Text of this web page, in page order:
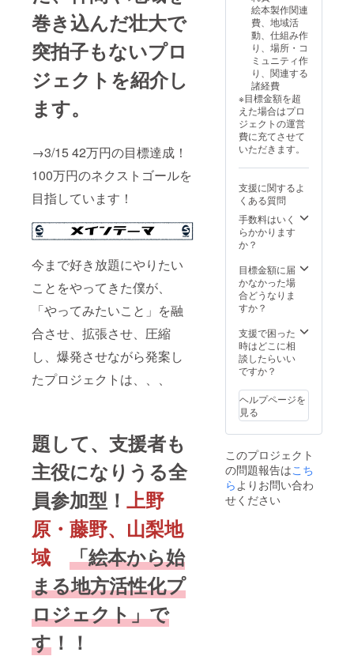
巻き込んだ壮大で
突拍子もないプロ
ジェクトを紹介し
ます。
→3/15 42万円の目標達成！
100万円のネクストゴールを
目指しています！
今まで好き放題にやりたい
ことをやってきた僕が、
「やってみたいこと」を融
合させ、拡張させ、圧縮
し、爆発させながら発案し
たプロジェクトは、、、
題して、 支援者も
主役になりうる全
員参加型！ 上野
原・藤野、山梨地
域
「絵本から始
まる地方活性化プ
ロジェクト」で
す ！！
持ち物
の紛
失・破
損等に
ついて
は自己
責任と
なりま
す。不
安な方
は、事
前に各
保険や
傷害保
険への
加入を
おすす
す。 サ
ムネイ
ルの画
像は2月
時、そ
の他イ
メージ
画像と
実際の
体験と
了承く
ださ
い。
（https:
//booho
owoofa
rm.jimd
ofree.c
om） ・
クラ
ファン
終了
後、持
ち物や
場所に
はメー
ルで直
接連絡
予定で
す。 ・
に安全
管理に
努めま
すが、
のケガ
や事
故、持
ち物の
破損等
につい
ます。
不安な
方は、
事前に
各自で
しに 1
冊（同
上）
パーマ
カル
チャー
とは、
パーマ
ネント
（永続
性）と
農業
（アグ
チャー
）、そ
して文
化（カ
ル
）を組
み合わ
せた言
葉で、
能な農
業をも
とに永
続可能
化、即
ち、人
と自然
なるよ
うな関
係を築
いてい
くため
絵本製作関連
費、地域活
動、仕組み作
り、場所・コ
ミュニティ作
り、関連する
諸経費
※目標金額を超
えた場合はプロ
ジェクトの運営
費に充てさせて
いただきます。
支援に関するよ
くある質問
手数料はいく
らかかります
か？
目標金額に届
かなかった場
合どうなりま
すか？
支援で困った
時はどこに相
談したらいい
ですか？
ヘルプページを
見る
このプロジェクト
の問題報告はこち
ら よりお問い合わ
せください